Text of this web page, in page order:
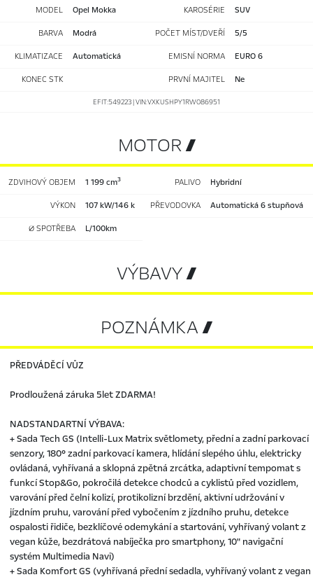
MODEL Opel Mokka KAROSÉRIE SUV
BARVA Modrá POČET MÍST/DVEŘÍ 5/5
KLIMATIZACE automatická EMISNÍ NORMA EURO 6
KONEC STK PRVNÍ MAJITEL Ne
EFIT:549223 | VIN:VXKUSHPY1RW086951
MOTOR 
ZDVIHOVÝ OBJEM 1 199 cm3 PALIVO hybridní
VÝKON 107 kW/146 k PŘEVODOVKA automatická 6 stupňová
Ø SPOTŘEBA l/100km
VÝBAVY 
POZNÁMKA 
PŘEDVÁDĚCÍ VŮZ
Prodloužená záruka 5let ZDARMA!
NADSTANDARTNÍ VÝBAVA:
+ Sada Tech GS (Intelli-Lux Matrix světlomety, přední a zadní parkovací
senzory, 180° zadní parkovací kamera, hlídání slepého úhlu, elektricky
ovládaná, vyhřívaná a sklopná zpětná zrcátka, adaptivní tempomat s
funkcí Stop&Go, pokročilá detekce chodců a cyklistů před vozidlem,
varování před čelní kolizí, protikolizní brzdění, aktivní udržování v
jízdním pruhu, varování před vybočením z jízdního pruhu, detekce
ospalosti řidiče, bezklíčové odemykání a startování, vyhřívaný volant z
vegan kůže, bezdrátová nabíječka pro smartphony, 10" navigační
systém Multimedia Navi)
+ Sada Komfort GS (vyhřívaná přední sedadla, vyhřívaný volant z vegan